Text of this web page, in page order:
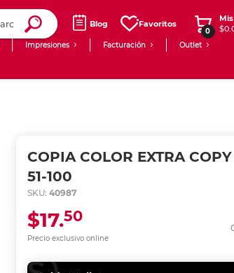
Blog Favoritos
0
Impresiones Facturación Outlet
COPIA COLOR EXTRA
51-100
SKU: 40987
Precio exclusivo online
$17.50